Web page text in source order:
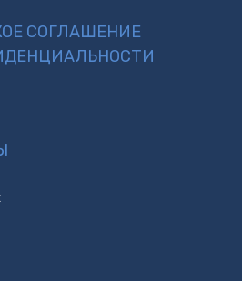
СОГЛАШЕНИЕ